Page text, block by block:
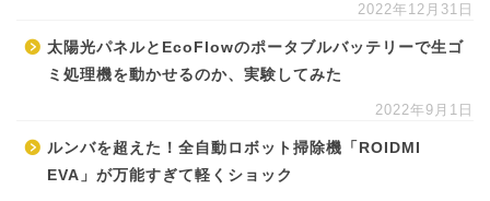
2022年12月31日
太陽光パネルとEcoFlowのポータブルバッテリーで生ゴ
ミ処理機を動かせるのか、実験してみた
2022年9月1日
ルンバを超えた！全自動ロボット掃除機「ROIDMI
EVA」が万能すぎて軽くショック